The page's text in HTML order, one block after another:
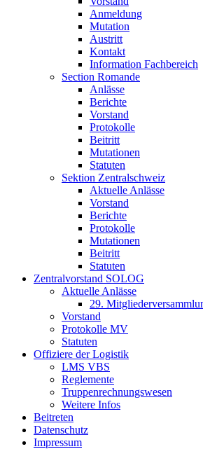
Anmeldung
Mutation
Austritt
Kontakt
Information Fachbereich
Section Romande
Anlässe
Berichte
Vorstand
Protokolle
Beitritt
Mutationen
Statuten
Sektion Zentralschweiz
Aktuelle Anlässe
Vorstand
Berichte
Protokolle
Mutationen
Beitritt
Statuten
Zentralvorstand SOLOG
Aktuelle Anlässe
29.
Vorstand
Protokolle MV
Statuten
Offiziere der Logistik
LMS VBS
Reglemente
Truppenrechnungswesen
Weitere Infos
Beitreten
Datenschutz
Impressum